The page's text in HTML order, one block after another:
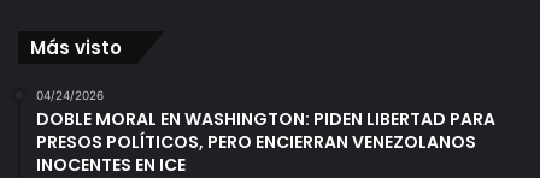
Más visto
04/24/2026
DOBLE MORAL EN WASHINGTON: PIDEN LIBERTAD PARA
PRESOS POLÍTICOS, PERO ENCIERRAN VENEZOLANOS
INOCENTES EN ICE